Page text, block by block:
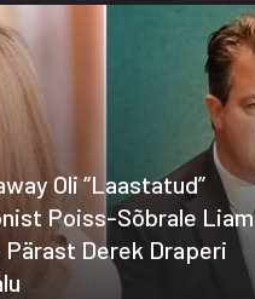
Oli “laastatud”
Poiss-Sõbrale Liam
Pärast Derek Draperi